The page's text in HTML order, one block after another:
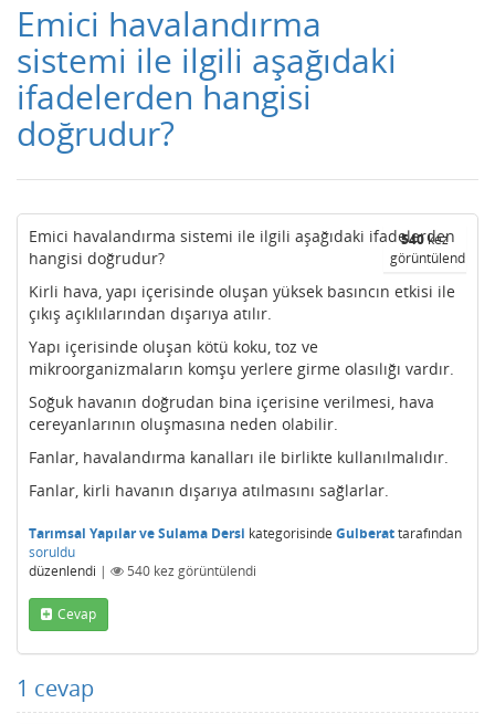
Emici havalandırma
sistemi ile ilgili aşağıdaki
ifadelerden hangisi
doğrudur?
540kez
görüntülendi
Emici havalandırma sistemi ile ilgili aşağıdaki ifadelerden
hangisi doğrudur?
Kirli hava, yapı içerisinde oluşan yüksek basıncın etkisi ile
çıkış açıklılarından dışarıya atılır.
Yapı içerisinde oluşan kötü koku, toz ve
mikroorganizmaların komşu yerlere girme olasılığı vardır.
Soğuk havanın doğrudan bina içerisine verilmesi, hava
cereyanlarının oluşmasına neden olabilir.
Fanlar, havalandırma kanalları ile birlikte kullanılmalıdır.
Fanlar, kirli havanın dışarıya atılmasını sağlarlar.
Tarımsal Yapılar ve Sulama Dersi kategorisinde Gulberattarafından
soruldu
düzenlendi | 540 kez görüntülendi
Cevap
1 cevap